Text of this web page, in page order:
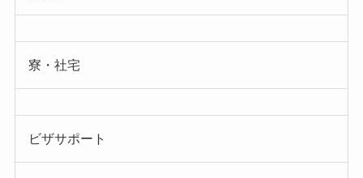
寮・社宅
ビザサポート